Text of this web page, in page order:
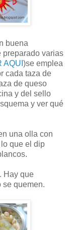
buena
preparado varias
AQUI )se emplea
cada taza de
de queso
y del sello
y ver qué
una olla con
que el dip
Hay que
se quemen.